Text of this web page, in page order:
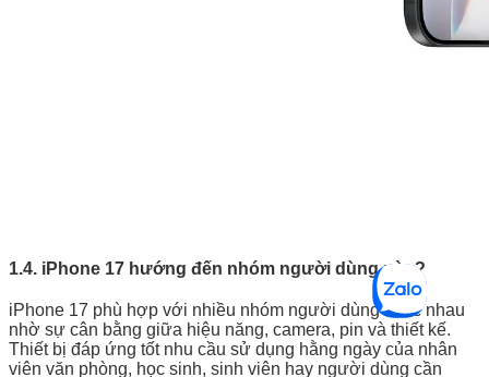
1.4. iPhone 17 hướng đến nhóm người dùng nào?
iPhone 17 phù hợp với nhiều nhóm người dùng khác nhau
nhờ sự cân bằng giữa hiệu năng, camera, pin và thiết kế.
Thiết bị đáp ứng tốt nhu cầu sử dụng hằng ngày của nhân
viên văn phòng, học sinh, sinh viên hay người dùng cần